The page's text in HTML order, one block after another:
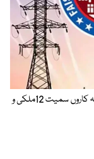
فیسکو کی نجکاری، ترکیہ، چینی سرمایہ کاروں سمیت 12ملکی و